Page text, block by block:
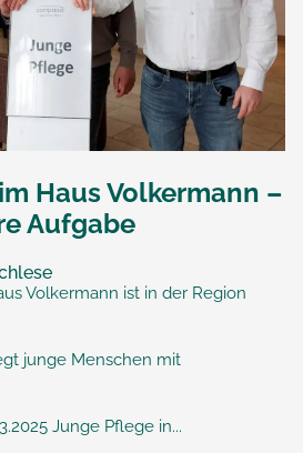
Haus Volkermann –
Aufgabe
Volkermann ist in der Region
junge Menschen mit
Junge Pflege in...